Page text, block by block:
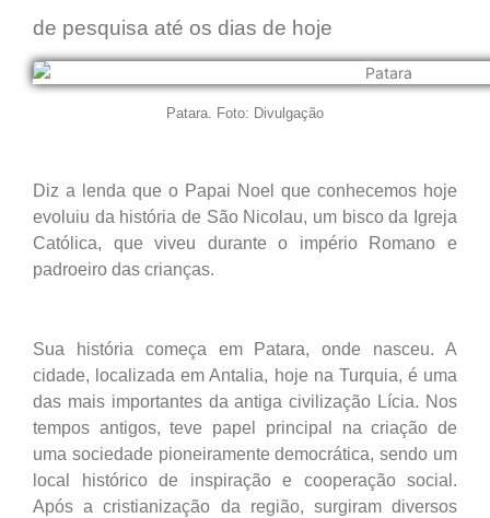
de pesquisa até os dias de hoje
Patara. Foto: Divulgação
Diz a lenda que o Papai Noel que conhecemos hoje
evoluiu da história de São Nicolau, um bisco da Igreja
Católica, que viveu durante o império Romano e
padroeiro das crianças.
Sua história começa em Patara, onde nasceu. A
cidade, localizada em Antalia, hoje na Turquia, é uma
das mais importantes da antiga civilização Lícia. Nos
tempos antigos, teve papel principal na criação de
uma sociedade pioneiramente democrática, sendo um
local histórico de inspiração e cooperação social.
Após a cristianização da região, surgiram diversos